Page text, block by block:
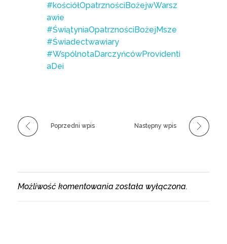
#kościółOpatrznościBożejwWarsz
awie
#ŚwiątyniaOpatrznościBożejMsze
#Świadectwawiary
#WspólnotaDarczyńcówProvidenti
aDei
Poprzedni wpis Następny wpis
Możliwość komentowania została wyłączona.